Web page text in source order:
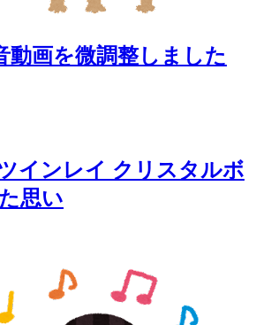
動画を微調整しました
インレイ クリスタルボ
思い